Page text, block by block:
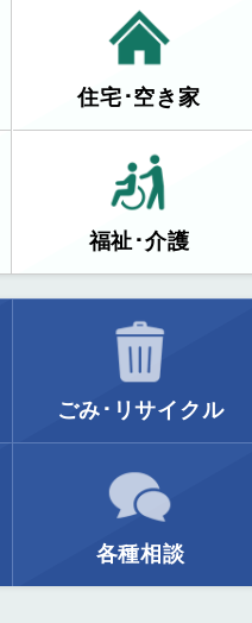
住宅･空き家
福祉･介護
ごみ･リサイクル
各種相談